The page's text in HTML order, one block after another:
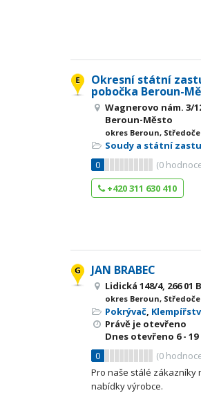
Okresní státní
pobočka Beroun-
Wagnerovo nám. 3/
Beroun-Město
okres Beroun,
Soudy a státní
0
(0
+420 311 630 410
JAN BRABEC
Lidická 148/4, 266
okres Beroun,
Pokrývač,
Právě je otevřeno
Dnes otevřeno 6 - 19
0
(0
Pro naše stálé zákazníky
nabídky výrobce.